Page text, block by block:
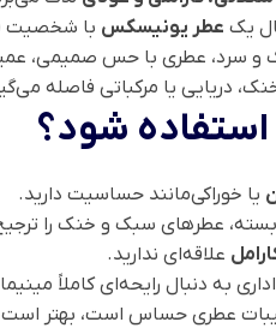
یک عطر یونیسکس با شخصیت
سرد، عطری با حس صمیمی،
دریایی یا مرکباتی فاصله
استفاده شود؟
یا خوراکی‌مانند حساسیت دارید.
عطرهای سبک و خنک را
علاقه‌ای ندارید.
به دنبال رایحه‌ای کاملاً
عطری حساس است، بهتر